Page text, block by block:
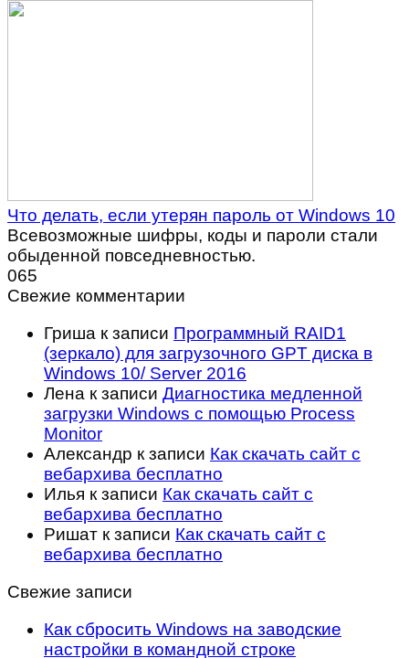
Что делать, если утерян пароль от Windows 10
Всевозможные шифры, коды и пароли стали
обыденной повседневностью.
065
Свежие комментарии
Гриша к записи Программный RAID1
(зеркало) для загрузочного GPT диска в
Windows 10/ Server 2016
Лена к записи Диагностика медленной
загрузки Windows с помощью Process
Monitor
Александр к записи Как скачать сайт с
вебархива бесплатно
Илья к записи Как скачать сайт с
вебархива бесплатно
Ришат к записи Как скачать сайт с
вебархива бесплатно
Свежие записи
Как сбросить Windows на заводские
настройки в командной строке